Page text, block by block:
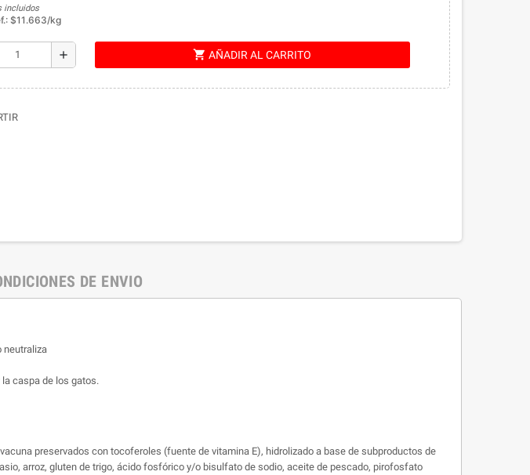
incluidos
$11.663/kg
add shopping_cart AÑADIR AL CARRITO
DE ENVIO
neutraliza
caspa de los gatos.
preservados con tocoferoles (fuente de vitamina E), hidrolizado a base de subproductos de
arroz, gluten de trigo, ácido fosfórico y/o bisulfato de sodio, aceite de pescado, pirofosfato